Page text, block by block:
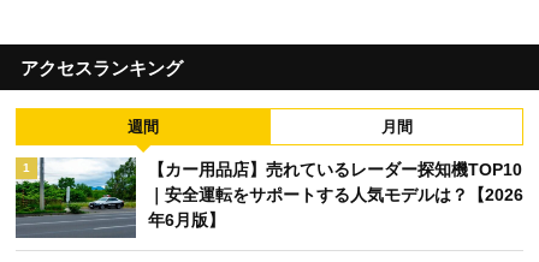
アクセスランキング
週間 月間
1
【カー用品店】売れているレーダー探知機TOP10
｜安全運転をサポートする人気モデルは？【2026
年6月版】